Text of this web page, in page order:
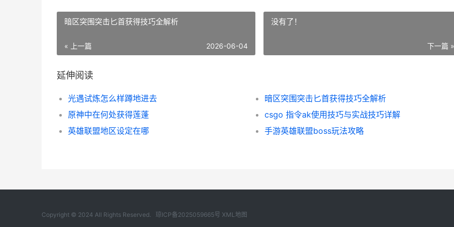
暗区突围突击匕首获得技巧全解析
« 上一篇 2026-06-04
没有了！
下一篇 »
延伸阅读
光遇试炼怎么样蹲地进去
暗区突围突击匕首获得技巧全解析
原神中在何处获得莲蓬
csgo 指令ak使用技巧与实战技巧详解
英雄联盟地区设定在哪
手游英雄联盟boss玩法攻略
Copyright © 2024 All Rights Reserved. 琼ICP备2025059665号 XML地图